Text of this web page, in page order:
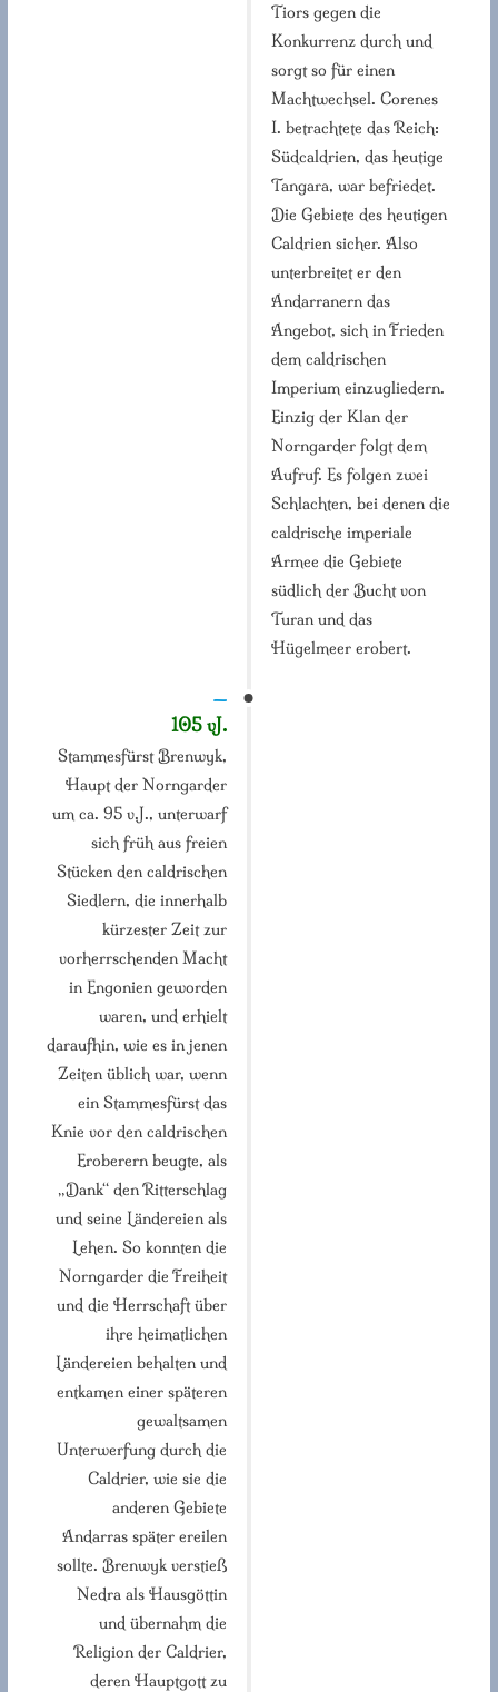
Tiors gegen die
Konkurrenz durch und
sorgt so für einen
Machtwechsel. Corenes
I. betrachtete das Reich:
Südcaldrien, das heutige
Tangara, war befriedet.
Die Gebiete des heutigen
Caldrien sicher. Also
unterbreitet er den
Andarranern das
Angebot, sich in Frieden
dem caldrischen
Imperium einzugliedern.
Einzig der Klan der
Norngarder folgt dem
Aufruf. Es folgen zwei
Schlachten, bei denen die
caldrische imperiale
Armee die Gebiete
südlich der Bucht von
Turan und das
Hügelmeer erobert.
—
105 vJ.
Stammesfürst Brenwyk,
Haupt der Norngarder
um ca. 95 v.J., unterwarf
sich früh aus freien
Stücken den caldrischen
Siedlern, die innerhalb
kürzester Zeit zur
vorherrschenden Macht
in Engonien geworden
waren, und erhielt
daraufhin, wie es in jenen
Zeiten üblich war, wenn
ein Stammesfürst das
Knie vor den caldrischen
Eroberern beugte, als
„Dank“ den Ritterschlag
und seine Ländereien als
Lehen. So konnten die
Norngarder die Freiheit
und die Herrschaft über
ihre heimatlichen
Ländereien behalten und
entkamen einer späteren
gewaltsamen
Unterwerfung durch die
Caldrier, wie sie die
anderen Gebiete
Andarras später ereilen
sollte. Brenwyk verstieß
Nedra als Hausgöttin
und übernahm die
Religion der Caldrier,
deren Hauptgott zu